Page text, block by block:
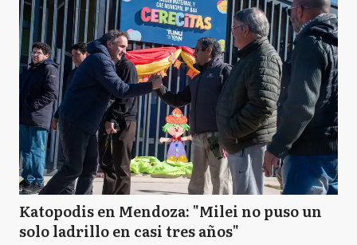
Katopodis en Mendoza: "Milei no puso un
solo ladrillo en casi tres años"